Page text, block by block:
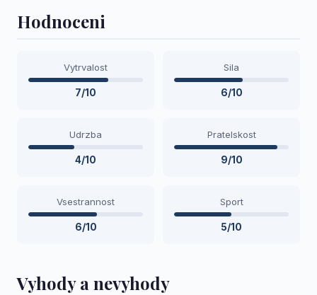
Hodnoceni
Vytrvalost
7/10
Sila
6/10
Udrzba
4/10
Pratelskost
9/10
Vsestrannost
6/10
Sport
5/10
Vyhody a nevyhody